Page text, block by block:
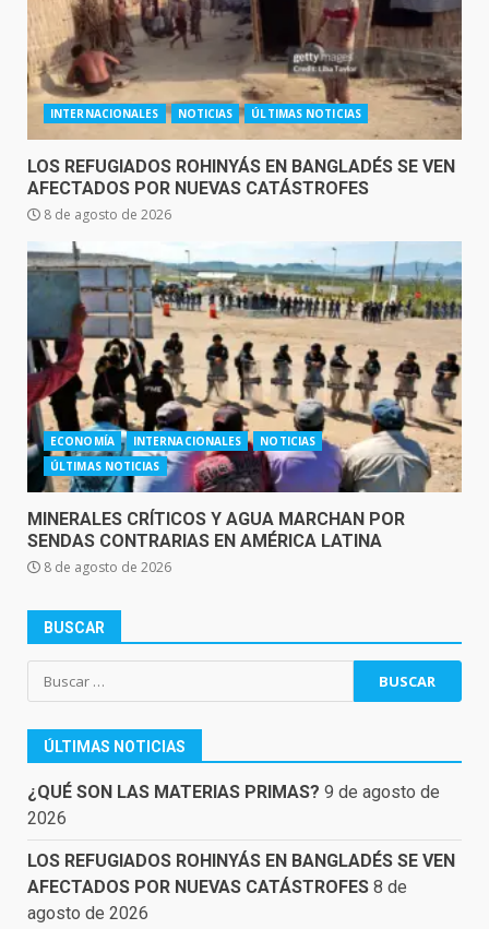
INTERNACIONALES NOTICIAS ÚLTIMAS NOTICIAS
LOS REFUGIADOS ROHINYÁS EN BANGLADÉS SE VEN
AFECTADOS POR NUEVAS CATÁSTROFES
8 de agosto de 2026
ECONOMÍA INTERNACIONALES
NOTICIAS
ÚLTIMAS NOTICIAS
MINERALES CRÍTICOS Y AGUA MARCHAN POR
SENDAS CONTRARIAS EN AMÉRICA LATINA
8 de agosto de 2026
BUSCAR
Buscar:
ÚLTIMAS NOTICIAS
¿QUÉ SON LAS MATERIAS PRIMAS? 9 de agosto de
2026
LOS REFUGIADOS ROHINYÁS EN BANGLADÉS SE VEN
AFECTADOS POR NUEVAS CATÁSTROFES 8 de
agosto de 2026